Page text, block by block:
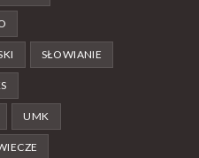
SŁOWIANIE
UMK